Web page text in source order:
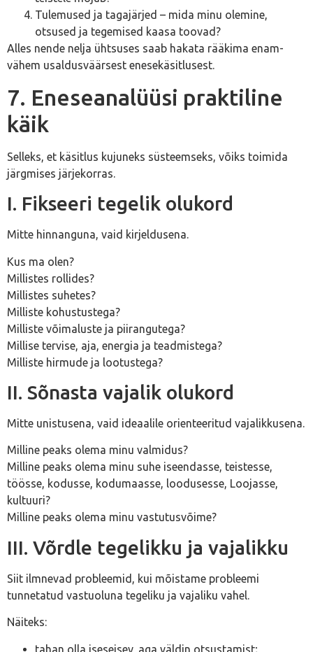
Tulemused ja tagajärjed – mida minu olemine,
otsused ja tegemised kaasa toovad?
Alles nende nelja ühtsuses saab hakata rääkima enam-
vähem usaldusväärsest enesekäsitlusest.
7. Eneseanalüüsi praktiline
käik
Selleks, et käsitlus kujuneks süsteemseks, võiks toimida
järgmises järjekorras.
I. Fikseeri tegelik olukord
Mitte hinnanguna, vaid kirjeldusena.
Kus ma olen?
Millistes rollides?
Millistes suhetes?
Milliste kohustustega?
Milliste võimaluste ja piirangutega?
Millise tervise, aja, energia ja teadmistega?
Milliste hirmude ja lootustega?
II. Sõnasta vajalik olukord
Mitte unistusena, vaid ideaalile orienteeritud vajalikkusena.
Milline peaks olema minu valmidus?
Milline peaks olema minu suhe iseendasse, teistesse,
töösse, kodusse, kodumaasse, loodusesse, Loojasse,
kultuuri?
Milline peaks olema minu vastutusvõime?
III. Võrdle tegelikku ja vajalikku
Siit ilmnevad probleemid, kui mõistame probleemi
tunnetatud vastuoluna tegeliku ja vajaliku vahel.
Näiteks:
tahan olla iseseisev, aga väldin otsustamist;